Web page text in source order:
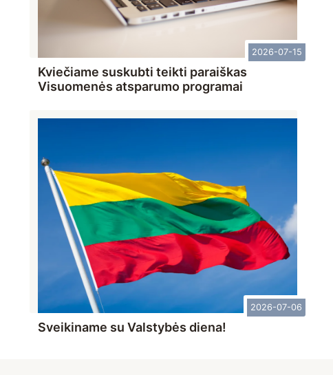
2026-07-15
Kviečiame suskubti teikti paraiškas
Visuomenės atsparumo programai
2026-07-06
Sveikiname su Valstybės diena!